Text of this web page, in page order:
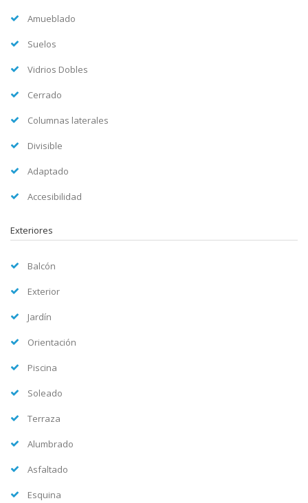
Amueblado
Suelos
Vidrios Dobles
Cerrado
Columnas laterales
Divisible
Adaptado
Accesibilidad
Exteriores
Balcón
Exterior
Jardín
Orientación
Piscina
Soleado
Terraza
Alumbrado
Asfaltado
Esquina